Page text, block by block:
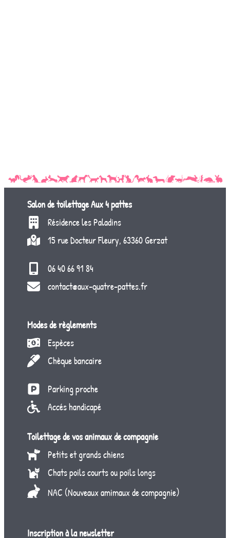
Salon de toilettageAux 4 pattes
Résidence les Paladins
15 rue Docteur Fleury, 63360 Gerzat
06 40 66 91 84
contact@aux-quatre-pattes.fr
Modes de règlements
Espèces
Chèque bancaire
Parking proche
Accés handicapé
Toilettage de vos animaux de compagnie
Petits et grands chiens
Chats poils courts ou poils longs
NAC (Nouveaux amimaux de compagnie)
Inscription à la newsletter